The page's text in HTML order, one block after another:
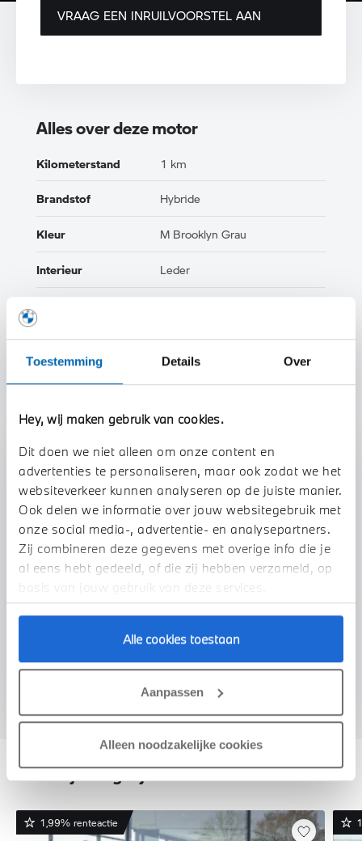
Toestemming Details Over
Hey, wij maken gebruik van cookies.
Dit doen we niet alleen om onze content en
advertenties te personaliseren, maar ook zodat we het
websiteverkeer kunnen analyseren op de juiste manier.
Ook delen we informatie over jouw websitegebruik met
onze social media-, advertentie- en analysepartners.
Zij combineren deze gegevens met overige info die je
al eens hebt gedeeld, of die zij hebben verzameld, op
basis van jouw gebruik van deze services.
Alle cookies toestaan
Aanpassen
Alleen noodzakelijke cookies
VRAAG EEN INRUILVOORSTEL AAN
Stap 1 van 3
Uw auto inruilen?
VOORSTEL AANVRAGEN
Alles over deze motor
Kilometerstand 1 km
Brandstof Hybride
Kleur M Brooklyn Grau
Interieur Leder
TOON ALLE EIGENSCHAPPEN
Deze zijn vergelijkbaar
1,99% renteactie